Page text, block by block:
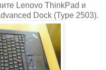
Lenovo ThinkPad и
Dock (Type 2503).